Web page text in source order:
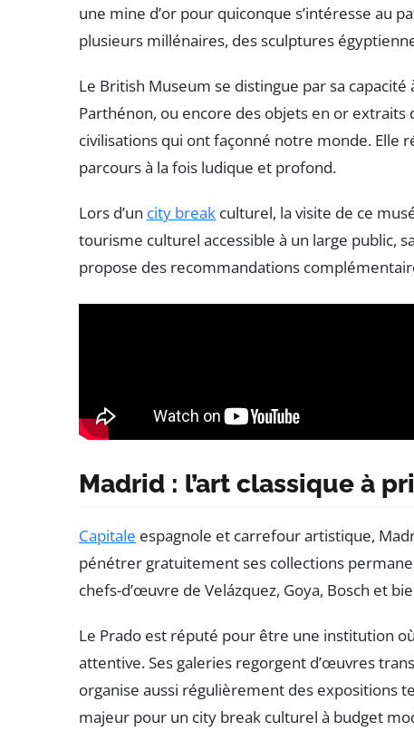
une mine d’or pour quiconque s’intéresse au
plusieurs millénaires, des sculptures
Le British Museum se distingue par sa
Parthénon, ou encore des objets en or
civilisations qui ont façonné notre monde. Elle
parcours à la fois ludique et profond.
Lors d’un city break culturel, la visite de ce
tourisme culturel accessible à un large public,
propose des recommandations
Madrid : l’art classique à
Capitale espagnole et carrefour artistique,
pénétrer gratuitement ses collections
chefs-d’œuvre de Velázquez, Goya, Bosch et
Le Prado est réputé pour être une institution
attentive. Ses galeries regorgent d’œuvres
organise aussi régulièrement des expositions
majeur pour un city break culturel à budget